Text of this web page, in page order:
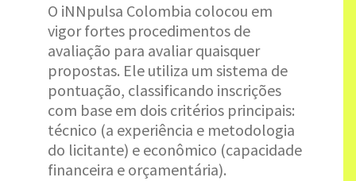
O iNNpulsa Colombia colocou em
vigor fortes procedimentos de
avaliação para avaliar quaisquer
propostas. Ele utiliza um sistema de
pontuação, classificando inscrições
com base em dois critérios principais:
técnico (a experiência e metodologia
do licitante) e econômico (capacidade
financeira e orçamentária).